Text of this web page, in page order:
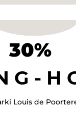
30%
Louis de